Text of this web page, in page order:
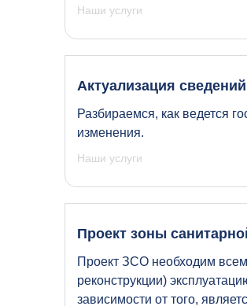
Наши услуги
Актуализация
Разбираемся, как ведется
изменения.
Наши услуги
Проект зоны
Проект ЗСО необходим всем,
реконструкции)
зависимости от того,